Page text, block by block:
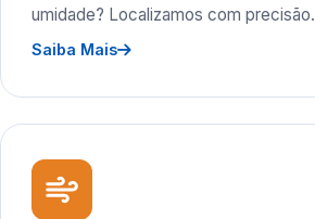
umidade? Localizamos com precisão.
Saiba Mais